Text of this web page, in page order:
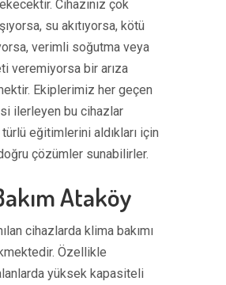
Cihazınız çok
su akıtıyorsa, kötü
verimli soğutma veya
veremiyorsa bir arıza
Ekiplerimiz her geçen
ilerleyen bu cihazlar
türlü eğitimlerini aldıkları için
çözümler sunabilirler.
Ataköy
cihazlarda klima bakımı
Özellikle
yüksek kapasiteli